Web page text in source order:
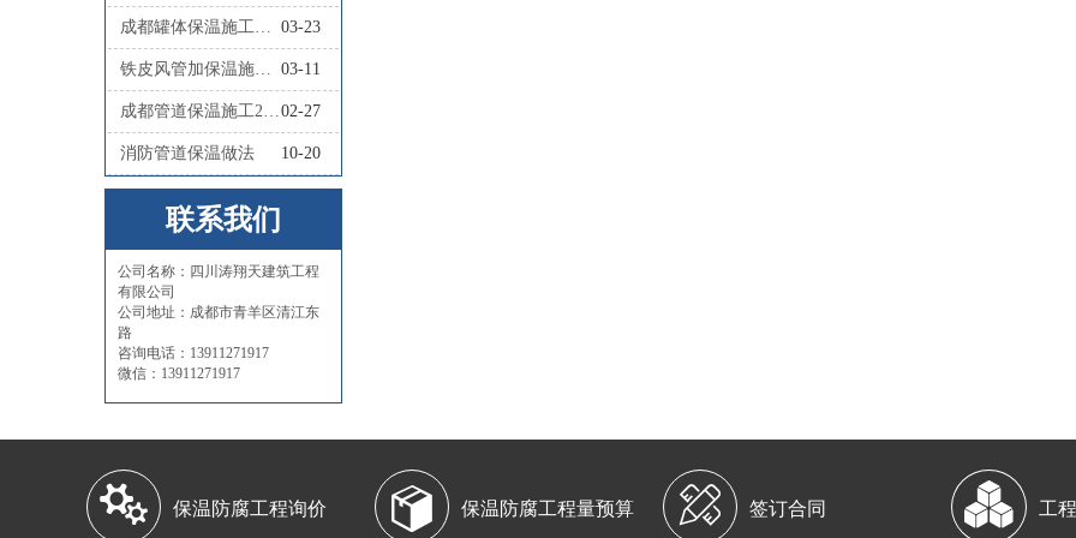
成都罐体保温施工队联系人 03-23
铁皮风管加保温施工怎么做 03-11
成都管道保温施工2026四川涛翔天管道保温施工02-27
消防管道保温做法 10-20
联系我们
公司名称：四川涛翔天建筑工程
有限公司
公司地址：成都市青羊区清江东
路
咨询电话：13911271917
微信：13911271917
 保温防腐工程询价  保温防腐工程量预算  签订合同  工